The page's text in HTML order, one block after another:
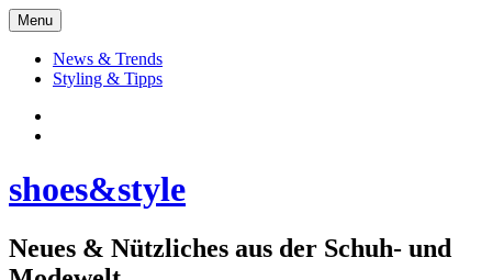
Skip
to
content
Menu
News & Trends
Styling & Tipps
shoes&style
Neues & Nützliches aus der Schuh- und